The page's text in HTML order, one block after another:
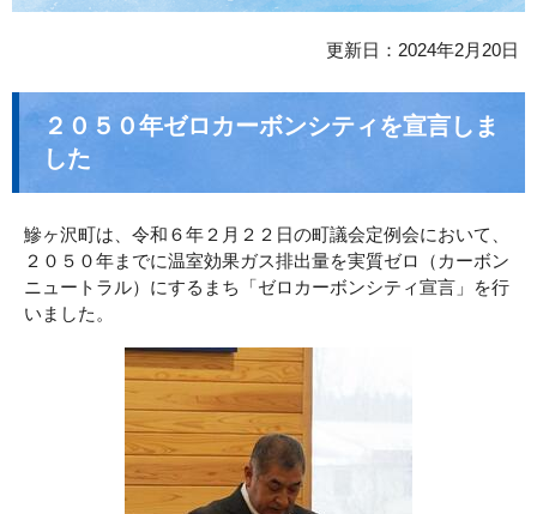
更新日：2024年2月20日
２０５０年ゼロカーボンシティを宣言しま
した
鰺ヶ沢町は、令和６年２月２２日の町議会定例会において、
２０５０年までに温室効果ガス排出量を実質ゼロ（カーボン
ニュートラル）にするまち「ゼロカーボンシティ宣言」を行
いました。